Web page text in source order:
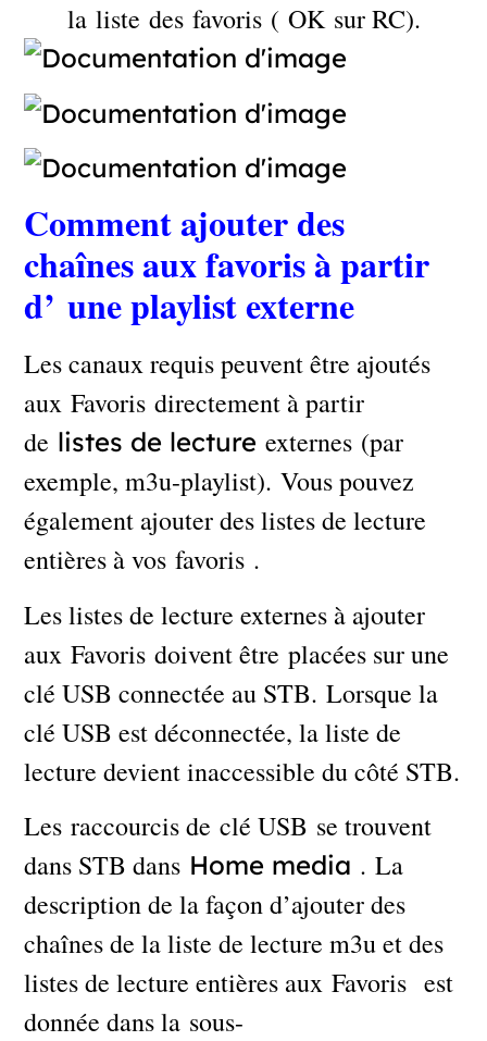
la liste des favoris ( OK sur RC).
Comment ajouter des
chaînes aux favoris à partir
d’ une playlist externe
Les canaux requis peuvent être ajoutés
aux Favoris directement à partir
de listes de lecture externes (par
exemple, m3u-playlist). Vous pouvez
également ajouter des listes de lecture
entières à vos favoris .
Les listes de lecture externes à ajouter
aux Favoris doivent être placées sur une
clé USB connectée au STB. Lorsque la
clé USB est déconnectée, la liste de
lecture devient inaccessible du côté STB.
Les raccourcis de clé USB se trouvent
dans STB dans Home media . La
description de la façon d’ajouter des
chaînes de la liste de lecture m3u et des
listes de lecture entières aux Favoris est
donnée dans la sous-